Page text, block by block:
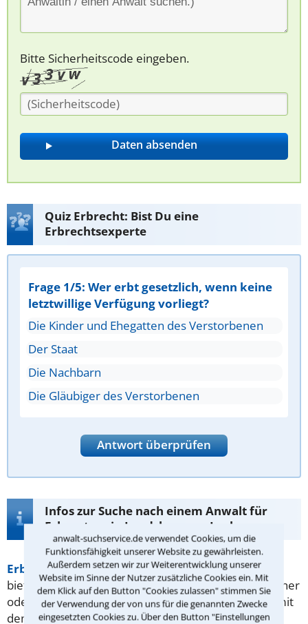
anwalt-suchservice.de verwendet Cookies, um die
Funktionsfähigkeit unserer Website zu gewährleisten.
Außerdem setzen wir zur Weiterentwicklung unserer
Website im Sinne der Nutzer zusätzliche Cookies ein. Mit
dem Klick auf den Button "Cookies zulassen" stimmen Sie
der Verwendung der von uns für die genannten Zwecke
eingesetzten Cookies zu. Über den Button "Einstellungen
Bitte Sicherheitscode eingeben.
Quiz Erbrecht: Bist Du eine
Erbrechtsexperte
Frage 1/5: Wer erbt gesetzlich, wenn keine
letztwillige Verfügung vorliegt?
Die Kinder und Ehegatten des Verstorbenen
Der Staat
Die Nachbarn
Die Gläubiger des Verstorbenen
Antwort überprüfen
Infos zur Suche nach einem Anwalt für
Erbvertrag in Landsberg am Lech
Erbvertragin Landsberg am LechEin Erbvertrag
bietet sich immer dann an, wenn Sie mit Ihrem Partner
oder in der Familie genau festlegen möchten, was mit
dem Vermögen nach Ihrem Ableben passieren soll.